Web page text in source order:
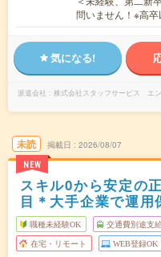
問いません！※高
気になる!
派遣会社
株式会社スタッフサービス エ
未読
NEW
掲載日 2026/08/07
スキル0から安定の
目＊大手企業で運用
職種未経験OK 交通費別途支
在宅・リモート WEB登録OK